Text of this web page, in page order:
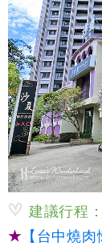
建議行程：
★ 【台中燒